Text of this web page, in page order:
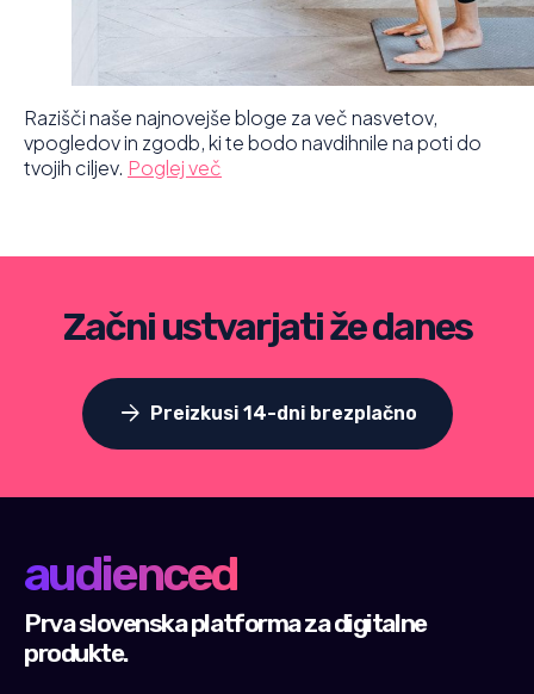
Razišči naše najnovejše bloge za več nasvetov,
vpogledov in zgodb, ki te bodo navdihnile na poti do
tvojih ciljev. Poglej več
Začni ustvarjati že danes
arrow_forward Preizkusi 14-dni brezplačno
audienced
Prva slovenska platforma za digitalne
produkte.